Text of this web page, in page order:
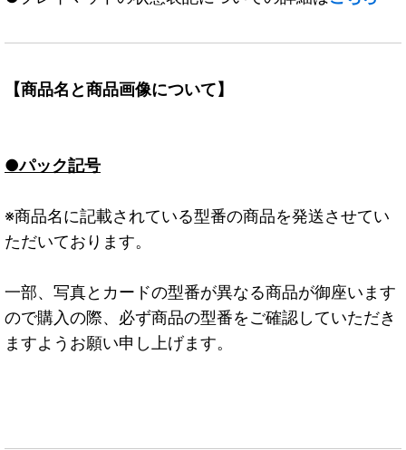
【商品名と商品画像について】
●パック記号
※商品名に記載されている型番の商品を発送させてい
ただいております。
一部、写真とカードの型番が異なる商品が御座います
ので購入の際、必ず商品の型番をご確認していただき
ますようお願い申し上げます。